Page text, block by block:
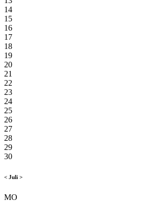
14
15
16
17
18
19
20
21
22
23
24
25
26
27
28
29
30
< Juli >
MO